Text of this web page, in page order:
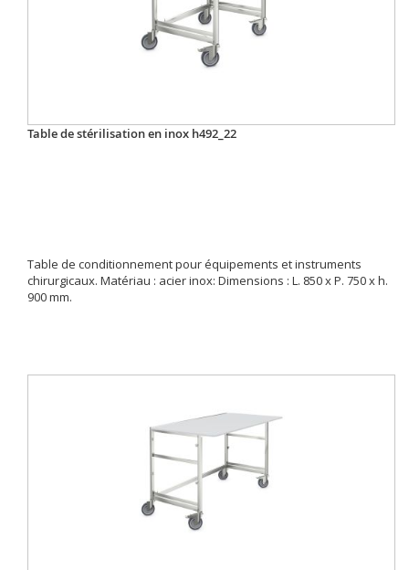
Table de stérilisation en inox h492_22
Table de conditionnement pour équipements et instruments
chirurgicaux. Matériau : acier inox: Dimensions : L. 850 x P. 750 x h.
900 mm.